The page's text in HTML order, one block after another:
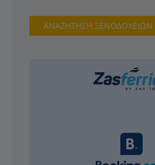
ΑΝΑΖΗΤΗΣΗ ΞΕΝΟΔΟΧΕΙΩΝ